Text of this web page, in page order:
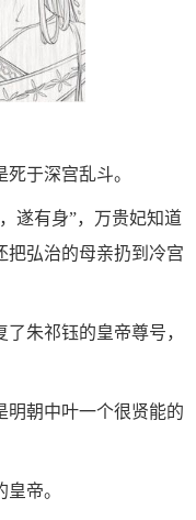
于深宫乱斗。
遂有身”，万贵妃知道
把弘治的母亲扔到冷宫
朱祁钰的皇帝尊号，
明朝中叶一个很贤能的
帝。